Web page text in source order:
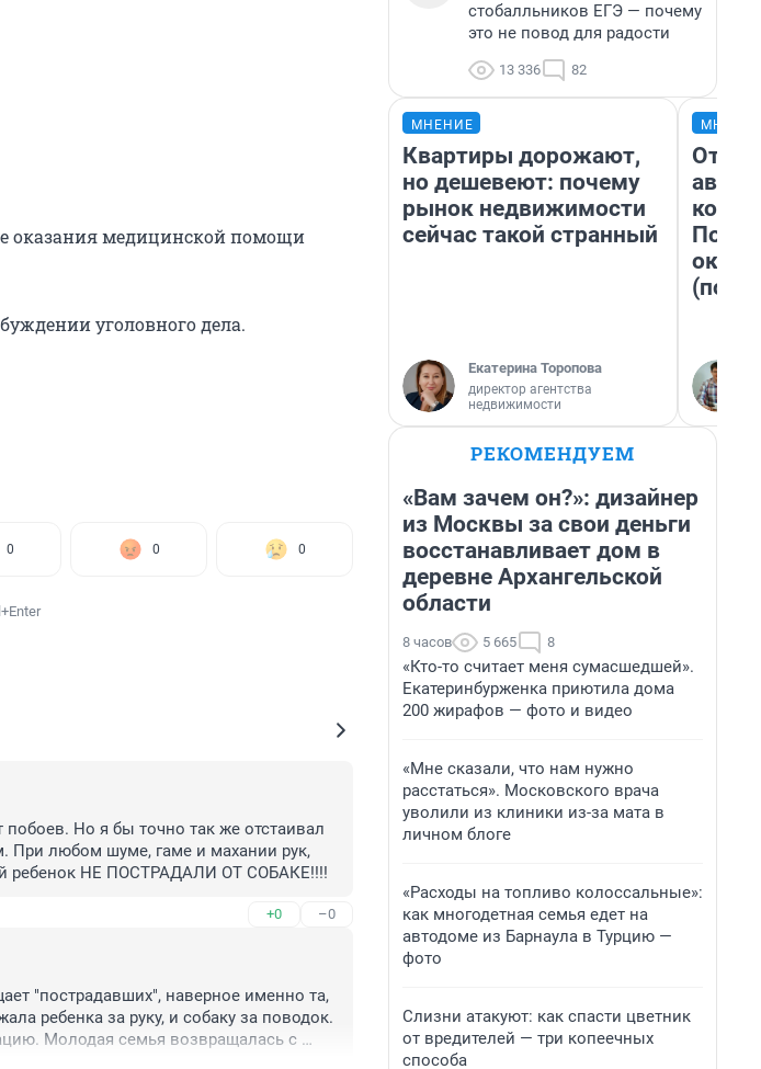
оказания медицинской помощи
уголовного дела.
0 0 0
побоев. Но я бы точно так же отстаивал
При любом шуме, гаме и махании рук,
ребенок НЕ ПОСТРАДАЛИ ОТ СОБАКЕ!!!!
+0 –0
"пострадавших", наверное именно та,
ребенка за руку, и собаку за поводок.
Молодая семья возвращалась с
стобалльников ЕГЭ — почему
это не повод для радости
13 336 82
МНЕНИЕ
Квартиры дорожают,
но дешевеют: почему
рынок недвижимости
сейчас такой странный
Екатерина Торопова
директор агентства
недвижимости
От
РЕКОМЕНДУЕМ
«Вам зачем он?»: дизайнер
из Москвы за свои деньги
восстанавливает дом в
деревне Архангельской
области
8 часов 5 665 8
«Кто-то считает меня сумасшедшей».
Екатеринбурженка приютила дома
200 жирафов — фото и видео
«Мне сказали, что нам нужно
расстаться». Московского врача
уволили из клиники из-за мата в
личном блоге
«Расходы на топливо колоссальные»:
как многодетная семья едет на
автодоме из Барнаула в Турцию —
фото
Слизни атакуют: как спасти цветник
от вредителей — три копеечных
способа